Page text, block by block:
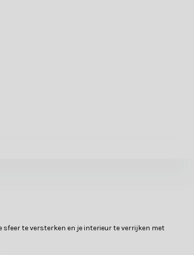
te versterken en je interieur te verrijken met